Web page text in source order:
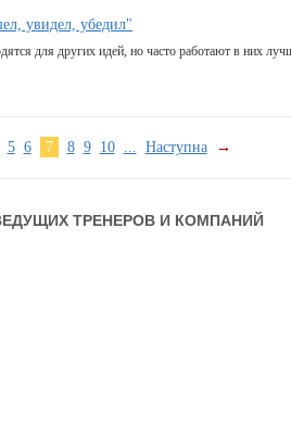
увидел, убедил"
для других идей, но часто работают в них
5 6 7 8 9 10 ... Наступна →
ТРЕНЕРОВ И КОМПАНИЙ